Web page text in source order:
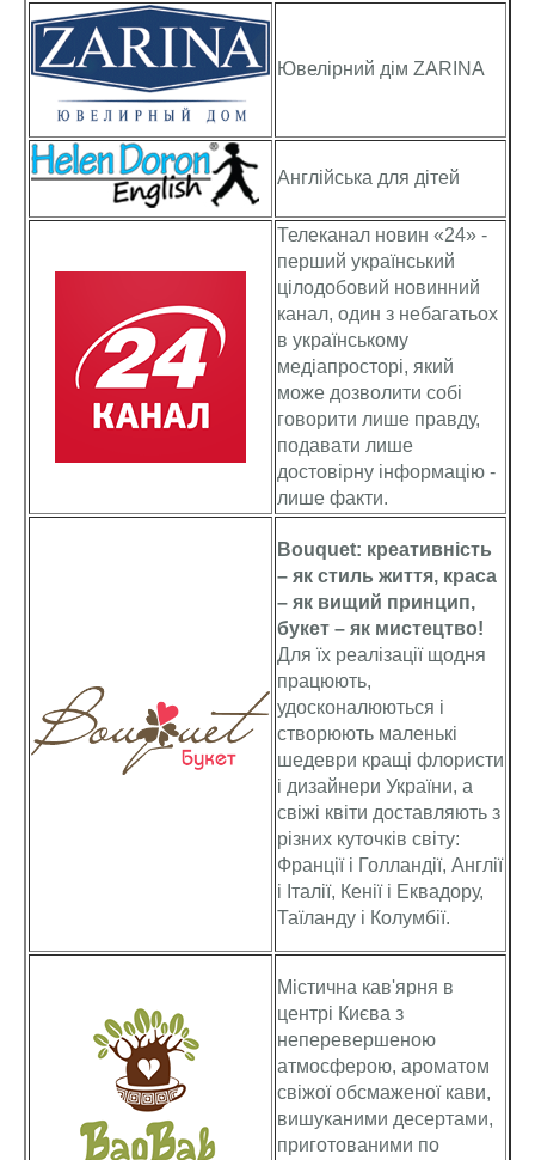
Ювелірний дім ZARINA
Англійська для дітей
Телеканал новин «24» -
перший український
цілодобовий новинний
канал, один з небагатьох
в українському
медіапросторі, який
може дозволити собі
говорити лише правду,
подавати лише
достовірну інформацію -
лише факти.
Bouquet: креативність
– як стиль життя, краса
– як вищий принцип,
букет – як мистецтво!
Для їх реалізації щодня
працюють,
удосконалюються і
створюють маленькі
шедеври кращі флористи
і дизайнери України, а
свіжі квіти доставляють з
різних куточків світу:
Франції і Голландії, Англії
і Італії, Кенії і Еквадору,
Таїланду і Колумбії.
Містична кав'ярня в
центрі Києва з
неперевершеною
атмосферою, ароматом
свіжої обсмаженої кави,
вишуканими десертами,
приготованими по